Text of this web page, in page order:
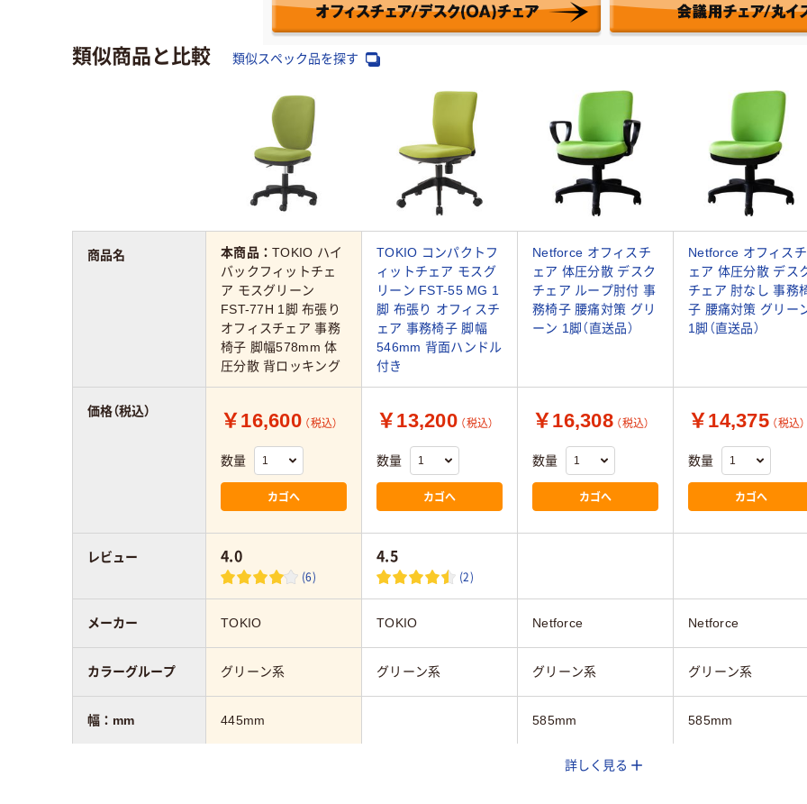
類似商品と比較 類似スペック品を探す
本商品：TOKIO ハイ
バックフィットチェ
ア モスグリーン
FST-77H 1脚 布張り
オフィスチェア 事務
椅子 脚幅578mm 体
圧分散 背ロッキング
TOKIO コンパクトフ
ィットチェア モスグ
リーン FST-55 MG 1
脚 布張り オフィスチ
ェア 事務椅子 脚幅
546mm 背面ハンドル
付き
Netforce オフィスチ
ェア 体圧分散 デスク
チェア ループ肘付 事
務椅子 腰痛対策 グリ
ーン 1脚（直送品）
Netforce オフィスチ
ェア 体圧分散 デス
チェア 肘なし 事務
子 腰痛対策 グリー
1脚（直送品）
￥16,600 （税込）
数量
カゴへ
￥13,200 （税込）
数量
カゴへ
￥16,308 （税込）
数量
カゴへ
￥14,375 （税込）
数量
カゴへ
4.0
(6)
4.5
(2)
TOKIO TOKIO Netforce Netforce
グリーン系 グリーン系 グリーン系 グリーン系
445mm 585mm 585mm
商品名
価格（税込）
レビュー
メーカー
カラーグループ
幅：mm
詳しく見る